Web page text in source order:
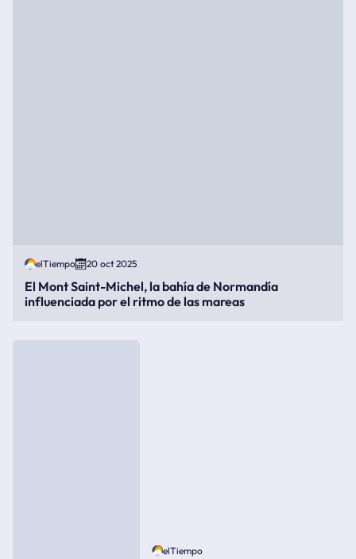
elTiempo 20 oct 2025
El Mont Saint-Michel, la bahía de Normandía
influenciada por el ritmo de las mareas
elTiempo